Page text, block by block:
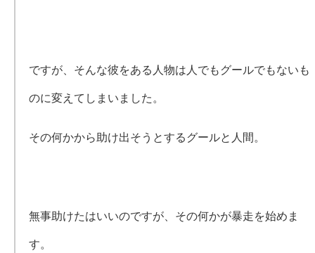
ですが、そんな彼をある人物は人でもグールでもないも
のに変えてしまいました。
その何かから助け出そうとするグールと人間。
無事助けたはいいのですが、その何かが暴走を始めま
す。